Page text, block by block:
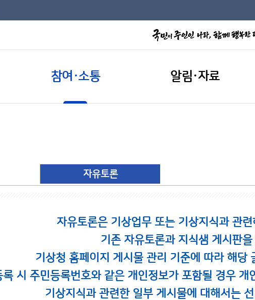
참여·소통 알림·자료
자유토론
자유토론은 기상업무 또는 기상지식과 관
기존 자유토론과 지식샘 게시판
기상청 홈페이지 게시물 관리 기준에 따라 해당
록 시 주민등록번호와 같은 개인정보가 포함될 경우
기상지식과 관련한 일부 게시물에 대해서는